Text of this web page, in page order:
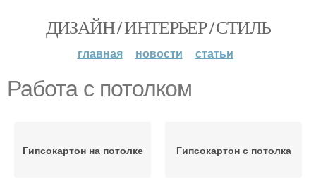
ДИЗАЙН / ИНТЕРЬЕР / СТИЛЬ
главная новости статьи
Работа с потолком
Гипсокартон на потолке Гипсокартон с потолка